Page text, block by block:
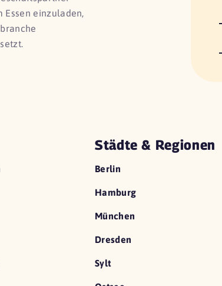
einzuladen,
Städte & Regionen
Berlin
Hamburg
München
Dresden
Sylt